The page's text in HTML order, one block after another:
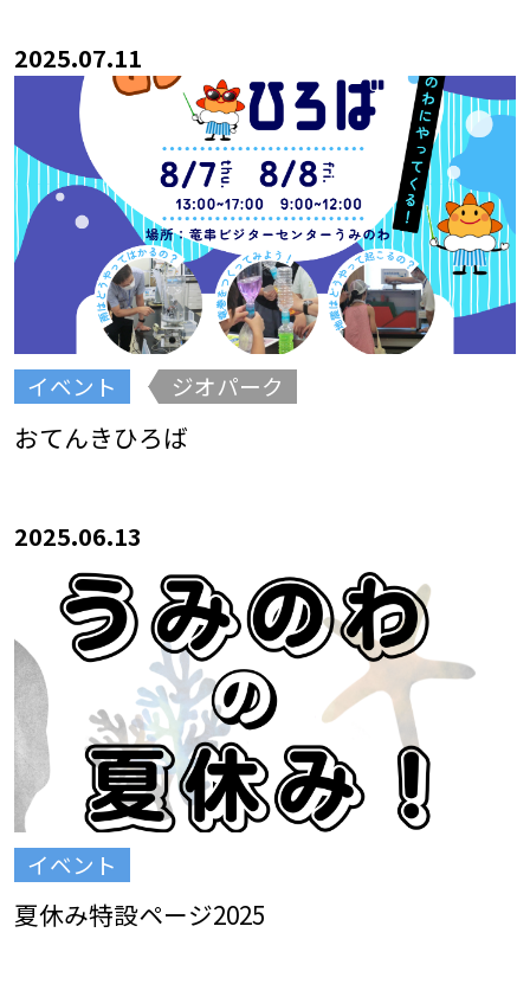
2025.07.11
イベント ジオパーク
おてんきひろば
2025.06.13
イベント
夏休み特設ページ2025